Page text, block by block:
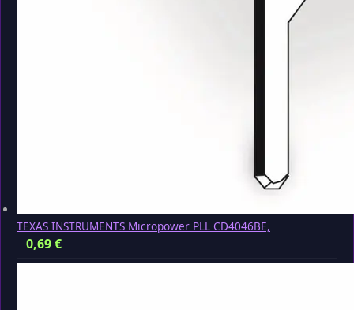
TEXAS INSTRUMENTS Micropower PLL CD4046BE,
0,69€